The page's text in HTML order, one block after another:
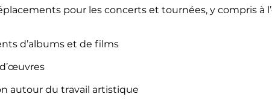
pour les concerts et tournées, y compris à
d’albums et de films
autour du travail artistique